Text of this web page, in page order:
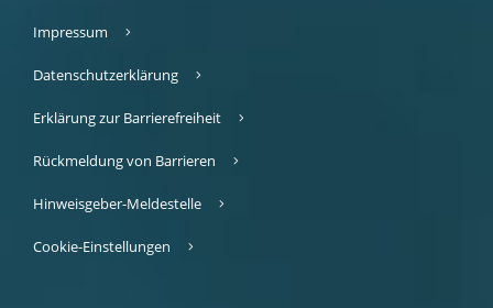
Impressum
Datenschutzerklärung
Erklärung zur Barrierefreiheit
Rückmeldung von Barrieren
Hinweisgeber-Meldestelle
Cookie-Einstellungen